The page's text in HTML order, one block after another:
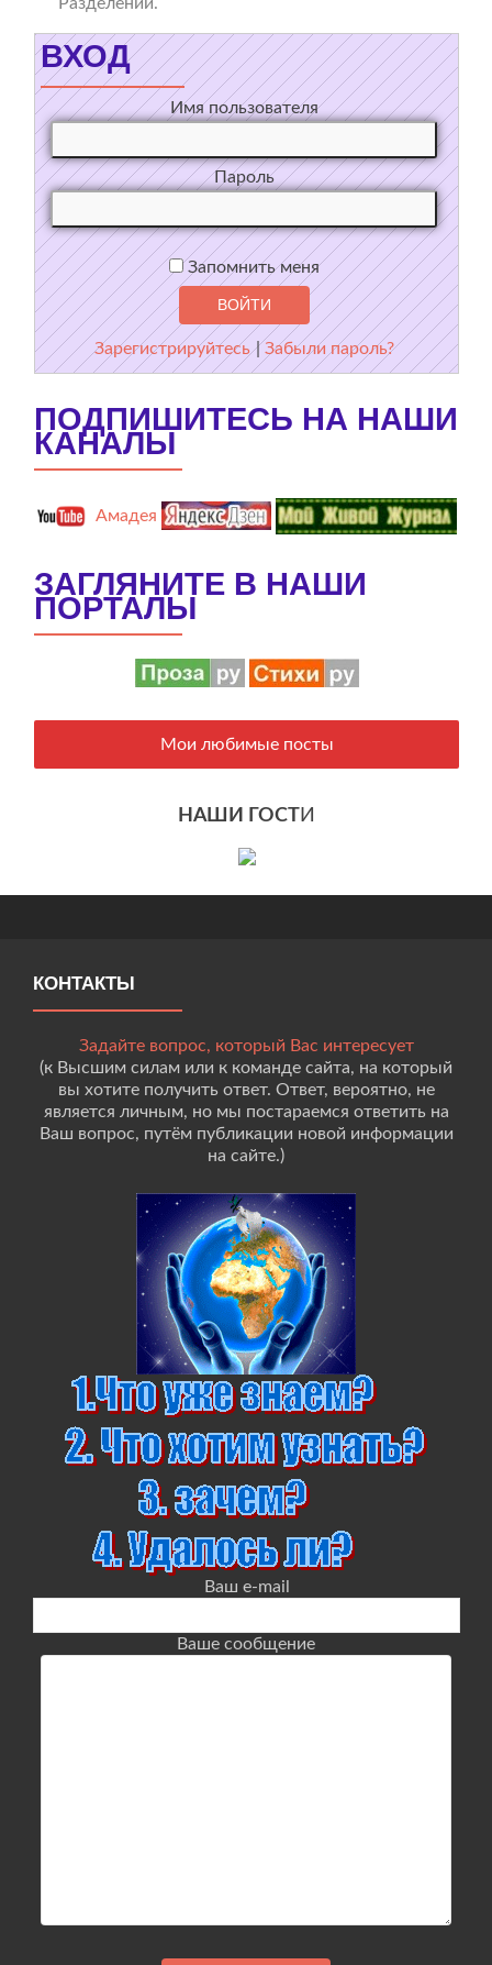
ВХОД
Имя пользователя
Пароль
Запомнить меня
Зарегистрируйтесь |Забыли пароль?
ПОДПИШИТЕСЬ НА НАШИ
КАНАЛЫ
Амадея
ЗАГЛЯНИТЕ В НАШИ
ПОРТАЛЫ
Мои любимые посты
НАШИ ГОСТИ
КОНТАКТЫ
Задайте вопрос, который Вас интересует
(к Высшим силам или к команде сайта, на который
вы хотите получить ответ. Ответ, вероятно, не
является личным, но мы постараемся ответить на
Ваш вопрос, путём публикации новой информации
на сайте.)
Ваш e-mail
Ваше сообщение